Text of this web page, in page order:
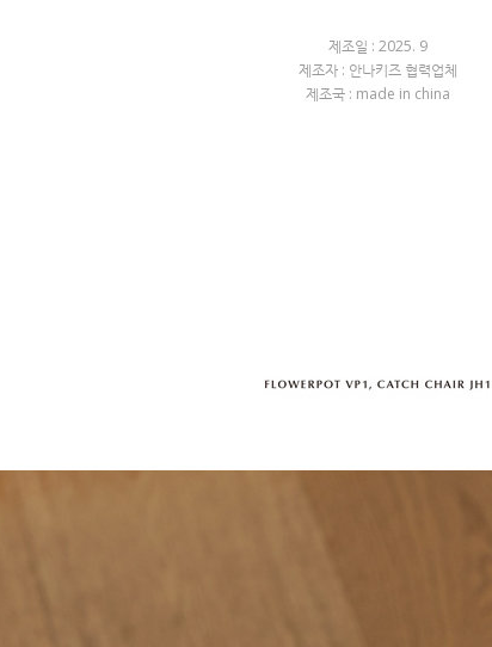
제조일 : 2025. 9
제조자 : 안나키즈 협력업체
제조국 : made in china